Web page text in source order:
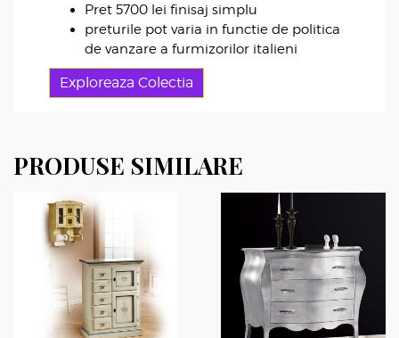
Pret 5700 lei finisaj simplu
preturile pot varia in functie de politica
de vanzare a furmizorilor italieni
Exploreaza Colectia
PRODUSE SIMILARE